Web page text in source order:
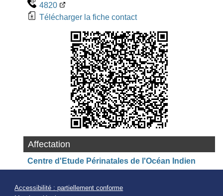
4820
Télécharger la fiche contact
Affectation
Centre d'Etude Périnatales de l'Océan Indien
Accessibilité : partiellement conforme